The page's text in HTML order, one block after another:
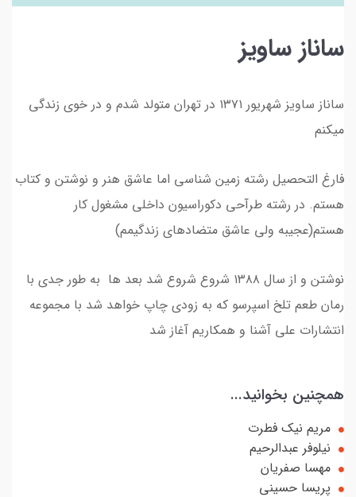
ساناز ساویز
ساناز ساویز شهریور ۱۳۷۱ در تهران متولد شدم و در خوی زندگی
میکنم
فارغ التحصیل رشته زمین شناسی اما عاشق هنر و نوشتن و کتاب
هستم. در رشته طرآحی دکوراسیون داخلی مشغول کار
هستم(عجیبه ولی عاشق متضادهای زندگیمم)
نوشتن و از سال ۱۳۸۸ شروع شروع شد بعد ها به طور جدی با
رمان طعم تلخ اسپرسو که به زودی چاپ خواهد شد با مجموعه
انتشارات علی آشنا و همکاریم آغاز شد
همچنین بخوانید...
مریم نیک فطرت
نیلوفر عبدالرحیم
مهسا صفریان
پریسا حسینی